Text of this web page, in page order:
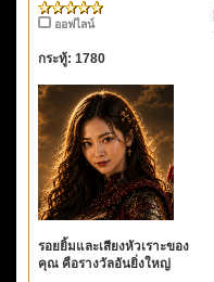
ออฟไลน์
กระทู้: 1780
รอยยิ้มและเสียงหัวเราะของ
คุณ คือรางวัลอันยิ่งใหญ่